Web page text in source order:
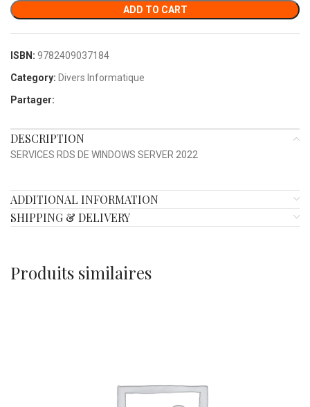
ADD TO CART
ISBN: 9782409037184
Category: Divers Informatique
Partager:
DESCRIPTION
SERVICES RDS DE WINDOWS SERVER 2022
ADDITIONAL INFORMATION
SHIPPING & DELIVERY
Produits similaires